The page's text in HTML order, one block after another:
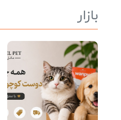
بازار